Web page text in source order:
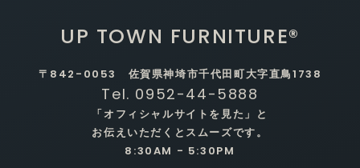
UP TOWN FURNITURE®
〒842-0053 佐賀県神埼市千代田町大字直鳥1738
Tel. 0952-44-5888
「オフィシャルサイトを見た」と
お伝えいただくとスムーズです。
8:30AM - 5:30PM